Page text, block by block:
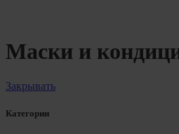
Маски и
Закрывать
Категории